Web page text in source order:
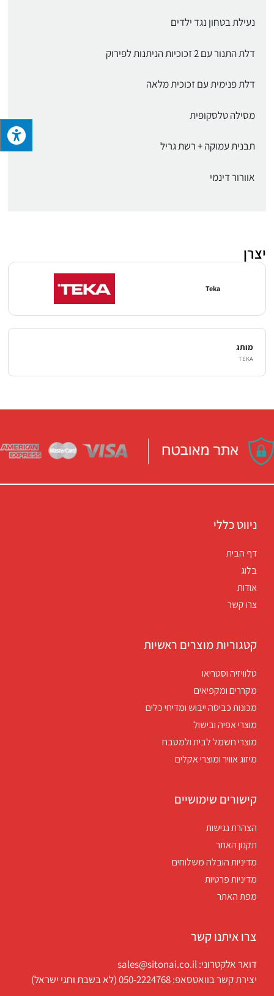
נעילת בטחון נגד ילדים
דלת התנור עם 2 זכוכיות הניתנות לפירוק
דלת פנימית עם זכוכית מלאה
מסילה טלסקופית
תבנית עמוקה + רשת גריל
אוורור דינמי
יצרן
Teka
מותג
TEKA
ניווט כללי
דף הבית
בלוג
אודות
צרו קשר
קטגוריות מוצרים ראשיות
טלוויזיה וסטריאו
מקררים ומקפיאים
מכונות כביסה ייבוש ומדיחי כלים
מוצרי אפיה ובישול
מוצרי חשמל לבית ולמטבח
מיזוג אוויר ומוצרי אקלים
קישורים שימושיים
הצהרת נגישות
תקנון האתר
מדיניות הובלה משלוחים
מדיניות פרטיות
מפת האתר
צרו איתנו קשר
דואר אלקטרוני: sales@sitonai.co.il
יצירת קשר בוואטסאפ: 050-2224768 (לא בשבת וחגי ישראל)